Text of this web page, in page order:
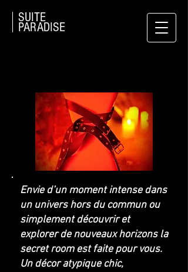
SUITE
PARADISE
Envie d’un moment intense dans
un univers hors du commun ou
simplement découvrir et
explorer de nouveaux horizons la
secret room est faite pour vous.
Un décor atypique chic,